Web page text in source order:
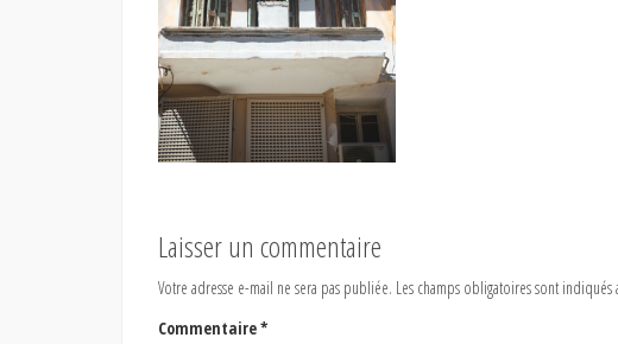
Laisser un commentaire
Votre adresse e-mail ne sera pas publiée. Les champs obligatoires sont indiqués
Commentaire*